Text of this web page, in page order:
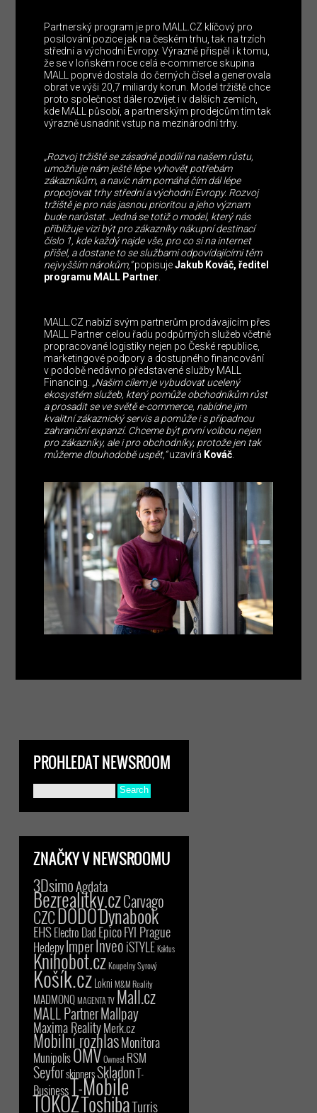
Partnerský program je pro MALL.CZ klíčový pro
posilování pozice jak na českém trhu, tak na trzích
střední a východní Evropy. Výrazně přispěl i k tomu,
že se v loňském roce celá e-commerce skupina
MALL poprvé dostala do černých čísel a generovala
obrat ve výši 20,7 miliardy korun. Model tržiště chce
proto společnost dále rozvíjet i v dalších zemích,
kde MALL působí, a partnerským prodejcům tím tak
výrazně usnadnit vstup na mezinárodní trhy.
„Rozvoj tržiště se zásadně podílí na našem růstu,
umožňuje nám ještě lépe vyhovět potřebám
zákazníkům, a navíc nám pomáhá čím dál lépe
propojovat trhy střední a východní Evropy. Rozvoj
tržiště je pro nás jasnou prioritou a jeho význam
bude narůstat. Jedná se totiž o model, který nás
přibližuje vizi být pro zákazníky nákupní destinací
číslo 1, kde každý najde vše, pro co si na internet
přišel, a dostane to se službami odpovídajícími těm
nejvyšším nárokům,“popisujeJakub Kováč, ředitel
programu MALL Partner
MALL.CZ nabízí svým partnerům prodávajícím přes
MALL Partner celou řadu podpůrných služeb včetně
propracované logistiky nejen po České republice,
marketingové podpory a dostupného financování
v podobě nedávno představené služby MALL
Financing. „Našim cílem je vybudovat ucelený
ekosystém služeb, který pomůže obchodníkům růst
a prosadit se ve světě e-commerce, nabídne jim
kvalitní zákaznický servis a pomůže i s případnou
zahraniční expanzí. Chceme být první volbou nejen
pro zákazníky, ale i pro obchodníky, protože jen tak
můžeme dlouhodobě uspět,“uzavírá Kováč
PROHLEDAT NEWSROOM
ZNAČKY V NEWSROOMU
3DsimoAgdata
Bezrealitky.czCarvago
CZCDODODynabook
EHSElectro Dad EpicoFYI Prague
HedepyImperInveoiSTYLE Kaktus
Knihobot.czKoupelny Syrový
Košík.czLokni M&M Reality
MADMONQMAGENTA TV Mall.cz
MALL PartnerMallpay
Maxima RealityMerk.cz
Mobilní rozhlasMonitora
MunipolisOMVOwnest RSM
SeyforskinnersSkladonT-
BusinessT-Mobile
TOKOZToshibaTurris